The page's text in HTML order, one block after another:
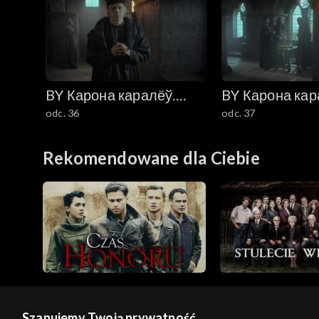
BY Карона каралёў.
Ягелоны (Korona
odc. 36
BY Карона
Ягелоны
odc. 37
Rekomendowane dla Ciebie